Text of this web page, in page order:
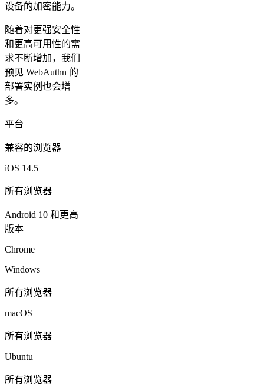
设备的加密能力。
随着对更强安全性
和更高可用性的需
求不断增加，我们
预见 WebAuthn 的
部署实例也会增
多。
平台
兼容的浏览器
iOS 14.5
所有浏览器
Android 10 和更高
版本
Chrome
Windows
所有浏览器
macOS
所有浏览器
Ubuntu
所有浏览器